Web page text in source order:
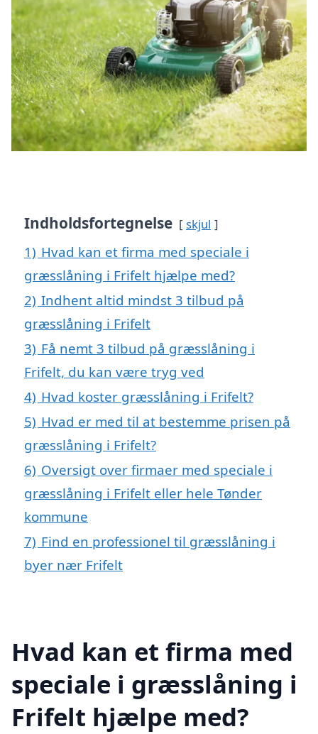
Indholdsfortegnelse skjul
1) Hvad kan et firma med speciale i
græsslåning i Frifelt hjælpe med?
2) Indhent altid mindst 3 tilbud på
græsslåning i Frifelt
3) Få nemt 3 tilbud på græsslåning i
Frifelt, du kan være tryg ved
4) Hvad koster græsslåning i Frifelt?
5) Hvad er med til at bestemme prisen på
græsslåning i Frifelt?
6) Oversigt over firmaer med speciale i
græsslåning i Frifelt eller hele Tønder
kommune
7) Find en professionel til græsslåning i
byer nær Frifelt
Hvad kan et firma med
speciale i græsslåning i
Frifelt hjælpe med?